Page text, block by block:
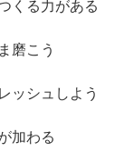
くる力がある
磨こう
ッシュしよう
加わる